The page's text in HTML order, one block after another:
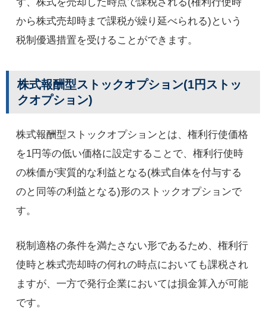
ず、株式を売却した時点で課税される(権利行使時
から株式売却時まで課税が繰り延べられる)という
税制優遇措置を受けることができます。
株式報酬型ストックオプション(1円ストッ
クオプション)
株式報酬型ストックオプションとは、権利行使価格
を1円等の低い価格に設定することで、権利行使時
の株価が実質的な利益となる(株式自体を付与する
のと同等の利益となる)形のストックオプションで
す。
税制適格の条件を満たさない形であるため、権利行
使時と株式売却時の何れの時点においても課税され
ますが、一方で発行企業においては損金算入が可能
です。